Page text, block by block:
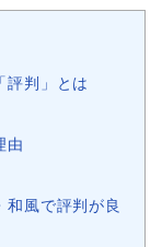
評判」とは
由
和風で評判が良